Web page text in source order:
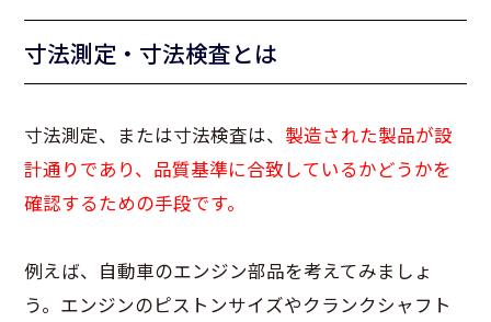
寸法測定・寸法検査とは
寸法測定、または寸法検査は、 製造された製品が設
計通りであり、品質基準に合致しているかどうかを
確認するための手段です。
例えば、自動車のエンジン部品を考えてみましょ
う。エンジンのピストンサイズやクランクシャフト